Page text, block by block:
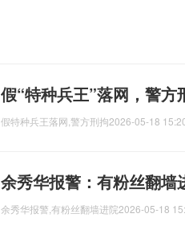
假“特种兵王”落网，警
假特种兵王落网,警方刑拘2026-05-18
余秀华报警：有粉丝翻
余秀华报警,有粉丝翻墙进院2026-05-18